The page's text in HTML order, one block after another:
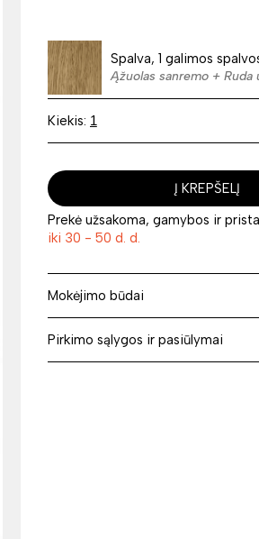
Spalva, 1 galimos
Ąžuolas sanremo + Ruda
Kiekis:
Į KREPŠELĮ
Prekė užsakoma, gamybos ir
iki 30 - 50 d. d.
Mokėjimo būdai
Pirkimo sąlygos ir pasiūlymai